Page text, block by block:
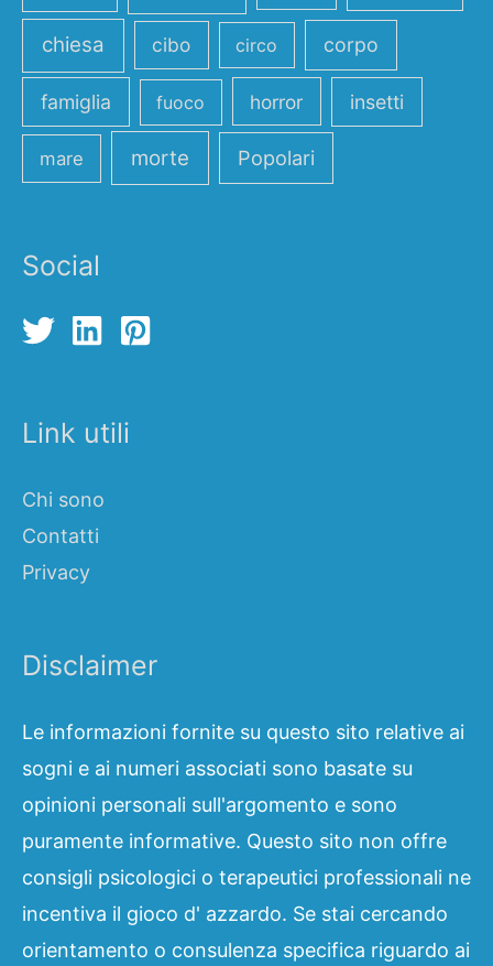
chiesa cibo circo corpo
famiglia fuoco horror insetti
mare morte Popolari
Social
Link utili
Chi sono
Contatti
Privacy
Disclaimer
Le informazioni fornite su questo sito relative ai
sogni e ai numeri associati sono basate su
opinioni personali sull'argomento e sono
puramente informative. Questo sito non offre
consigli psicologici o terapeutici professionali ne
incentiva il gioco d' azzardo. Se stai cercando
orientamento o consulenza specifica riguardo ai